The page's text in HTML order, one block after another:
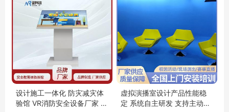
设计施工一体化 防灾减灾体
验馆 VR消防安全设备厂家 模
虚拟演播室设计产品性能稳
定 系统自主研发 支持主动降